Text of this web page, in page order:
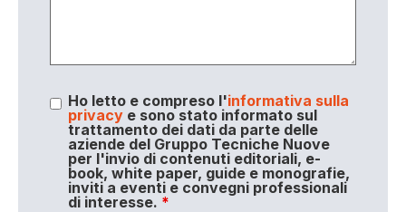
Ho letto e compreso l'informativa sulla
privacye sono stato informato sul
trattamento dei dati da parte delle
aziende del Gruppo Tecniche Nuove
per l'invio di contenuti editoriali, e-
book, white paper, guide e monografie,
inviti a eventi e convegni professionali
di interesse. *